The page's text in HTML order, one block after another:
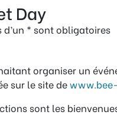
Day
d’un * sont obligatoires
organiser un
sur le site de
sont les